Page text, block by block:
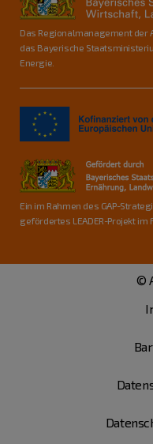
Das Regionalmanagement der
das Bayerische
Energie.
Ein im Rahmen des GAP-
gefördertes LEADER-Projekt im
©